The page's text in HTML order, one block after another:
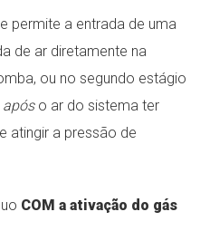
permite a entrada de uma
de ar diretamente na
ou no segundo estágio
apóso ar do sistema ter
atingir a pressão de
COM a ativação do gás